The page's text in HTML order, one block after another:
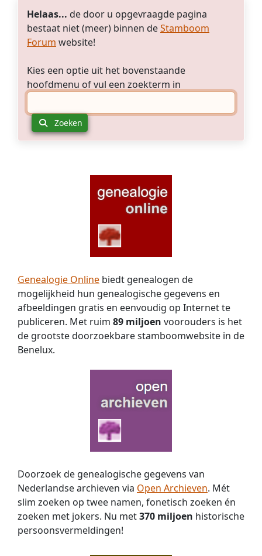
Helaas... de door u opgevraagde pagina
bestaat niet (meer) binnen deStamboom
Forum website!
Kies een optie uit het bovenstaande
hoofdmenu of vul een zoekterm in
Zoeken
Genealogie Online biedt genealogen de
mogelijkheid hun genealogische gegevens en
afbeeldingen gratis en eenvoudig op Internet te
publiceren. Met ruim 89 miljoen voorouders is het
de grootste doorzoekbare stamboomwebsite in de
Benelux.
Doorzoek de genealogische gegevens van
Nederlandse archieven via Open Archieven. Mét
slim zoeken op twee namen, fonetisch zoeken én
zoeken met jokers. Nu met370 miljoen historische
persoons­vermeldingen!